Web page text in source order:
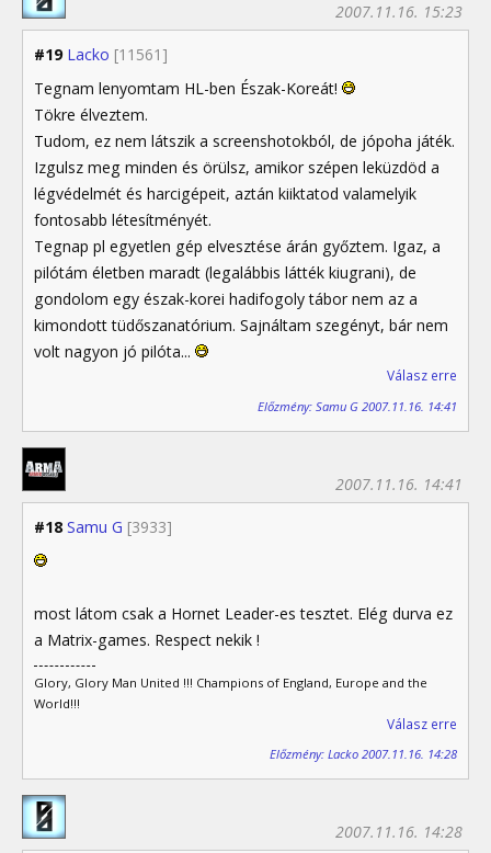
#19 Lacko [11561]
2007.11.16. 15:23
Tegnam lenyomtam HL-ben Észak-Koreát!
Tökre élveztem.
Tudom, ez nem látszik a screenshotokból, de jópoha játék.
Izgulsz meg minden és örülsz, amikor szépen leküzdöd a
légvédelmét és harcigépeit, aztán kiiktatod valamelyik
fontosabb létesítményét.
Tegnap pl egyetlen gép elvesztése árán győztem. Igaz, a
pilótám életben maradt (legalábbis látték kiugrani), de
gondolom egy észak-korei hadifogoly tábor nem az a
kimondott tüdőszanatórium. Sajnáltam szegényt, bár nem
volt nagyon jó pilóta...
Válasz erre
Előzmény: Samu G 2007.11.16. 14:41
#18 Samu G [3933]
2007.11.16. 14:41
most látom csak a Hornet Leader-es tesztet. Elég durva ez
a Matrix-games. Respect nekik !
Glory, Glory Man United !!! Champions of England, Europe and the
World!!!
Válasz erre
Előzmény: Lacko 2007.11.16. 14:28
2007.11.16. 14:28